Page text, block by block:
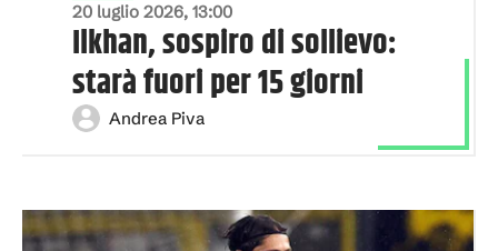
20 luglio 2026, 13:00
Ilkhan, sospiro di sollievo:
starà fuori per 15 giorni
Andrea Piva